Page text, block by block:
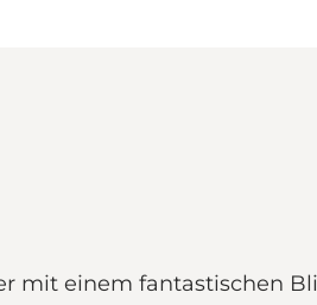
mit einem fantastischen